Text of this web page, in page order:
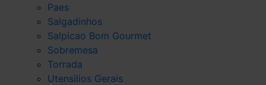
Paes
Salgadinhos
Salpicao Bom Gourmet
Sobremesa
Torrada
Utensilios Gerais